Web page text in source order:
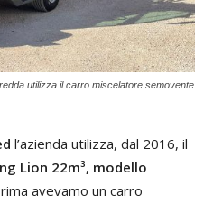
utilizza il carro miscelatore semovente
l’azienda utilizza, dal 2016, il
Lion 22m³, modello
avevamo un carro